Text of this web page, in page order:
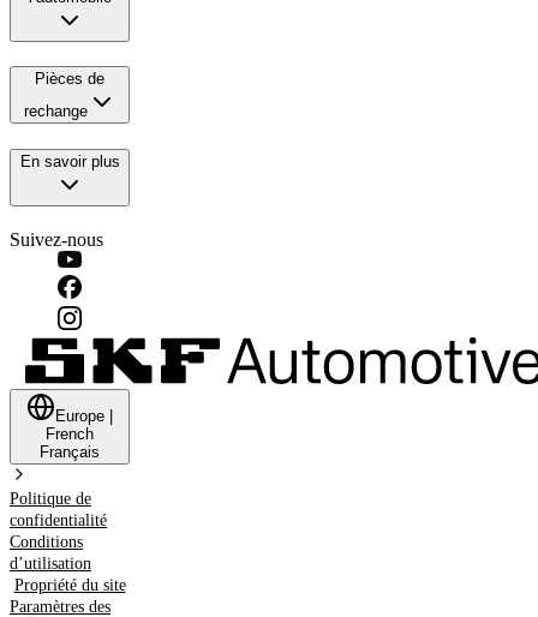
Pièces de
rechange
En savoir plus
Suivez-nous
Europe
French
Français
Politique de
confidentialité
Conditions
d’utilisation
Propriété du site
Paramètres des